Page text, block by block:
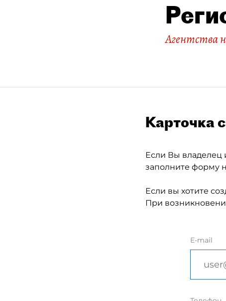
Агентства
Карточка
Если Вы владелец
заполните форму
Если вы хотите
При
E-mail